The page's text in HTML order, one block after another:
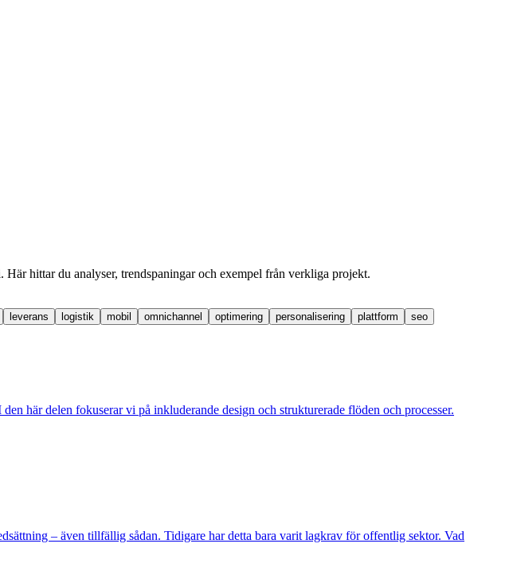
hittar du analyser, trendspaningar och exempel från verkliga projekt.
leverans logistik mobil omnichannel optimering personalisering plattform
seo
här delen fokuserar vi på inkluderande design och strukturerade flöden och processer.
– även tillfällig sådan. Tidigare har detta bara varit lagkrav för offentlig sektor. Vad